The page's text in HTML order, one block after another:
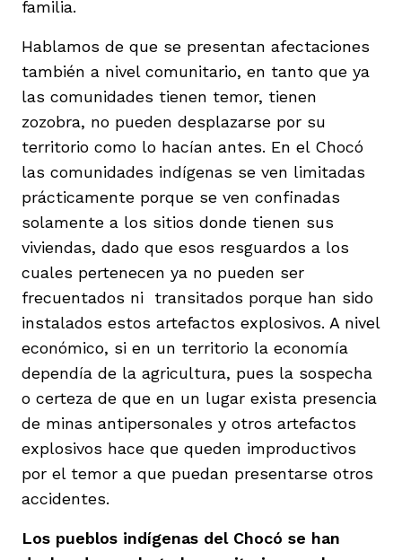
familia.
Hablamos de que se presentan afectaciones
también a nivel comunitario, en tanto que ya
las comunidades tienen temor, tienen
zozobra, no pueden desplazarse por su
territorio como lo hacían antes. En el Chocó
las comunidades indígenas se ven limitadas
prácticamente porque se ven confinadas
solamente a los sitios donde tienen sus
viviendas, dado que esos resguardos a los
cuales pertenecen ya no pueden ser
frecuentados ni transitados porque han sido
instalados estos artefactos explosivos. A nivel
económico, si en un territorio la economía
dependía de la agricultura, pues la sospecha
o certeza de que en un lugar exista presencia
de minas antipersonales y otros artefactos
explosivos hace que queden improductivos
por el temor a que puedan presentarse otros
accidentes.
Los pueblos indígenas del Chocó se han